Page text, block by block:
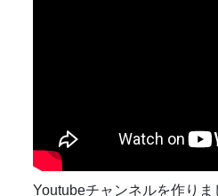
Youtubeチャンネルを作り